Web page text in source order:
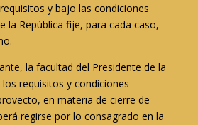
y bajo las condiciones
la República fije, para cada caso,
la facultad del Presidente de la
requisitos y condiciones
en materia de cierre de
regirse por lo consagrado en la